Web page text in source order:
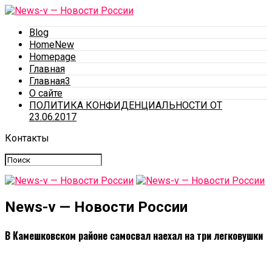
Blog
HomeNew
Homepage
Главная
Главная3
О сайте
ПОЛИТИКА КОНФИДЕНЦИАЛЬНОСТИ ОТ
23.06.2017
Контакты
News-v — Новости России
В Камешковском районе самосвал наехал на три легковушки